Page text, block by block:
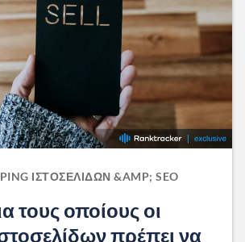
ΙΣΤΟΣΕΛΊΔΩΝ &AMP; SEO
τους οποίους οι
πρέπει να